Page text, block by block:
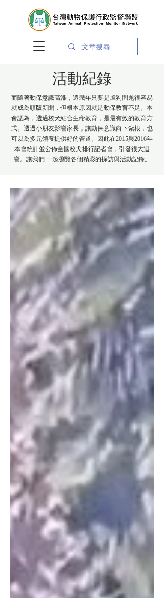
活動紀錄
而隨著動保意識高漲，這幾年只要是虐狗問題很容易
就成為頭版新聞，但根本原因就是動保教育不足。本
會認為，透過校犬結合生命教育，是最有效的教育方
式。透過小朋友影響家長，讓動保意識向下紮根，也
可以為多元領養提供好的管道。因此在2015與2016年
本會統計並公佈全國校犬排行記者會，引發很大迴
響。讓我們 一起瀏覽各個精彩的探訪與活動記錄。